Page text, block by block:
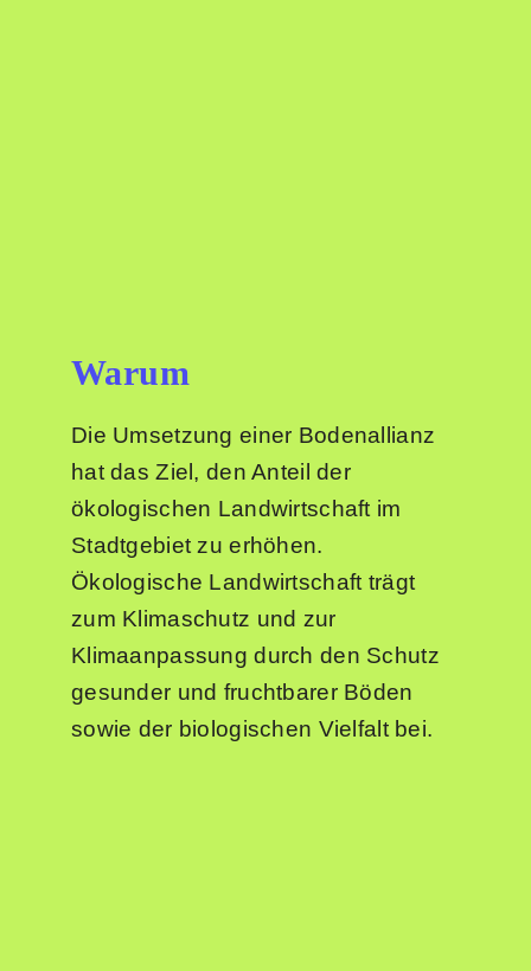
Warum
Die Umsetzung einer Bodenallianz
hat das Ziel, den Anteil der
ökologischen Landwirtschaft im
Stadtgebiet zu erhöhen.
Ökologische Landwirtschaft trägt
zum Klimaschutz und zur
Klimaanpassung durch den Schutz
gesunder und fruchtbarer Böden
sowie der biologischen Vielfalt bei.